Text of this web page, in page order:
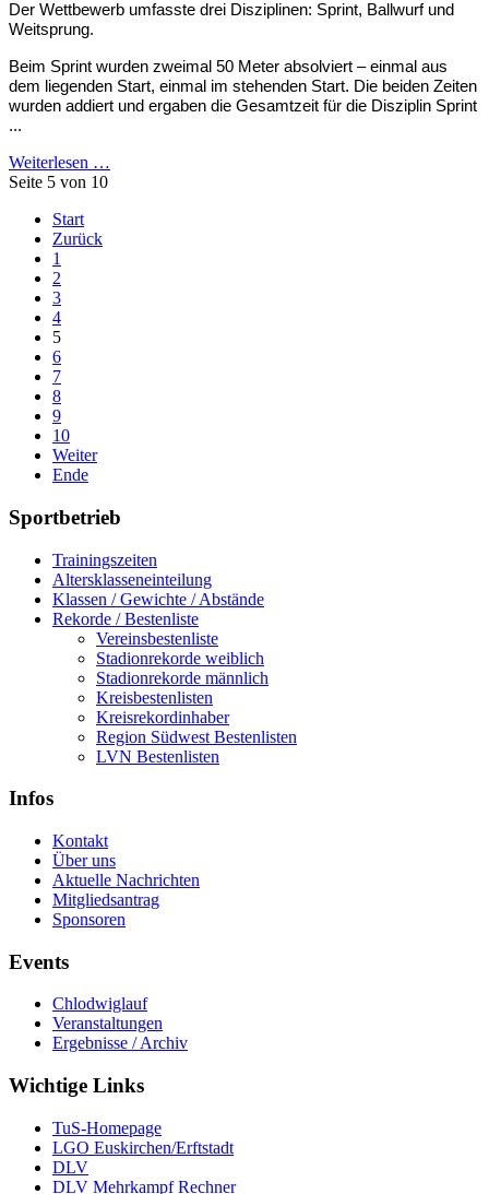
Der Wettbewerb umfasste drei Disziplinen: Sprint, Ballwurf und
Weitsprung.
Beim Sprint wurden zweimal 50 Meter absolviert – einmal aus
dem liegenden Start, einmal im stehenden Start. Die beiden Zeiten
wurden addiert und ergaben die Gesamtzeit für die Disziplin Sprint
...
Weiterlesen …
Seite 5 von 10
Start
Zurück
1
2
3
4
5
6
7
8
9
10
Weiter
Ende
Sportbetrieb
Trainingszeiten
Altersklasseneinteilung
Klassen / Gewichte / Abstände
Rekorde / Bestenliste
Vereinsbestenliste
Stadionrekorde weiblich
Stadionrekorde männlich
Kreisbestenlisten
Kreisrekordinhaber
Region Südwest Bestenlisten
LVN Bestenlisten
Infos
Kontakt
Über uns
Aktuelle Nachrichten
Mitgliedsantrag
Sponsoren
Events
Chlodwiglauf
Veranstaltungen
Ergebnisse / Archiv
Wichtige Links
TuS-Homepage
LGO Euskirchen/Erftstadt
DLV
DLV Mehrkampf Rechner